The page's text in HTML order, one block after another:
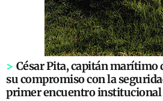
> César Pita, capitán marítimo
su compromiso con la
primer encuentro institucional